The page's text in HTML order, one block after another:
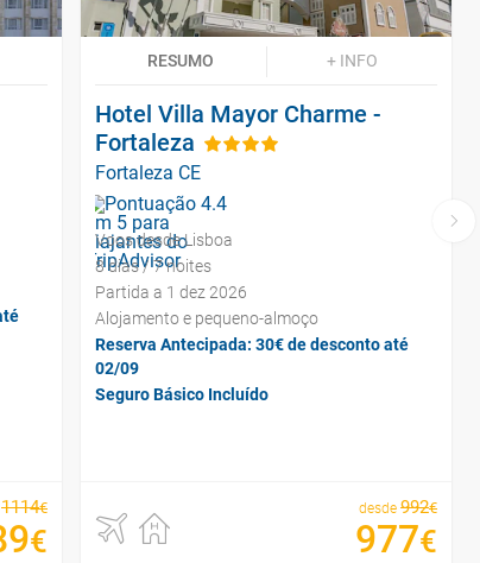
1114€
€
RESUMO + INFO
Hotel Villa Mayor Charme -
Fortaleza
Fortaleza CE
Voos desde Lisboa
8 dias / 7 noites
Partida a 1 dez 2026
Alojamento e pequeno-almoço
Reserva Antecipada: 30€ de desconto até
02/09
Seguro Básico Incluído
desde 992€
977€